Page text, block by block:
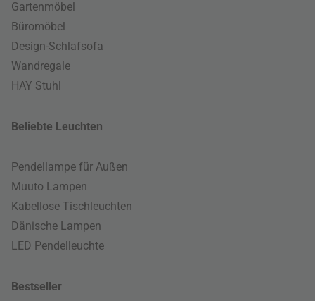
Gartenmöbel
Büromöbel
Design-Schlafsofa
Wandregale
HAY Stuhl
Beliebte Leuchten
Pendellampe für Außen
Muuto Lampen
Kabellose Tischleuchten
Dänische Lampen
LED Pendelleuchte
Bestseller